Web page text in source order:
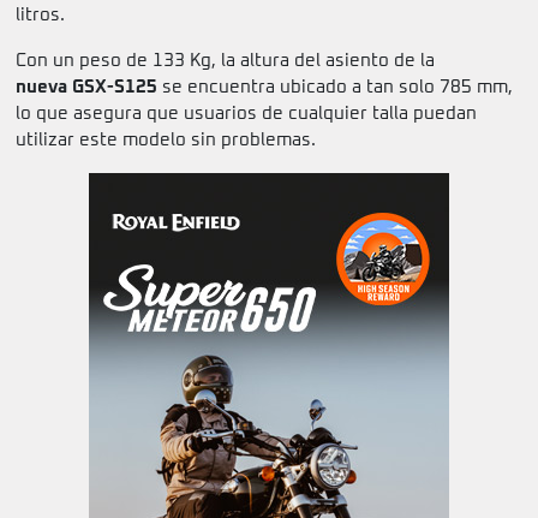
litros.
Con un peso de 133 Kg, la altura del asiento de la
nueva GSX-S125 se encuentra ubicado a tan solo 785 mm,
lo que asegura que usuarios de cualquier talla puedan
utilizar este modelo sin problemas.